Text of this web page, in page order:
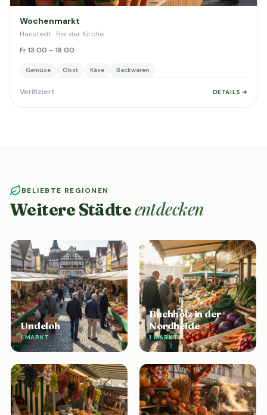
Wochenmarkt
Hanstedt · Bei der Kirche
Fr 13:00 – 18:00
Gemüse Obst Käse Backwaren
Verifiziert DETAILS ➔
BELIEBTE REGIONEN
Weitere Städteentdecken
Undeloh
1 MARKT
Buchholz in der
Nordheide
1 MARKT